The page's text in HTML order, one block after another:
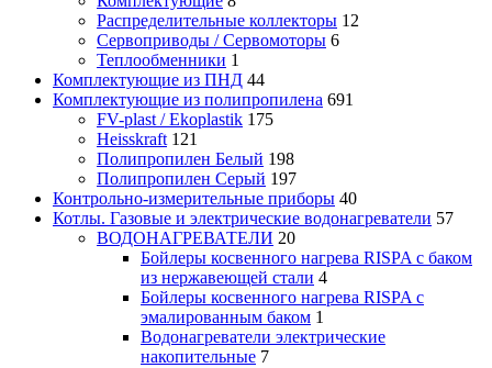
Распределительные коллекторы 12
Сервоприводы / Сервомоторы 6
Теплообменники 1
Комплектующие из ПНД 44
Комплектующие из полипропилена 691
FV-plast / Ekoplastik 175
Heisskraft 121
Полипропилен Белый 198
Полипропилен Серый 197
Контрольно-измерительные приборы 40
Котлы. Газовые и электрические водонагреватели 57
ВОДОНАГРЕВАТЕЛИ 20
Бойлеры косвенного нагрева RISPA с баком
из нержавеющей стали 4
Бойлеры косвенного нагрева RISPA с
эмалированным баком 1
Водонагреватели электрические
накопительные 7